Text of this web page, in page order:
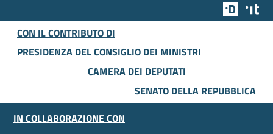
Team
CON IL CONTRIBUTO DI
PRESIDENZA DEL CONSIGLIO DEI MINISTRI
CAMERA DEI DEPUTATI
SENATO DELLA REPUBBLICA
IN COLLABORAZIONE CON